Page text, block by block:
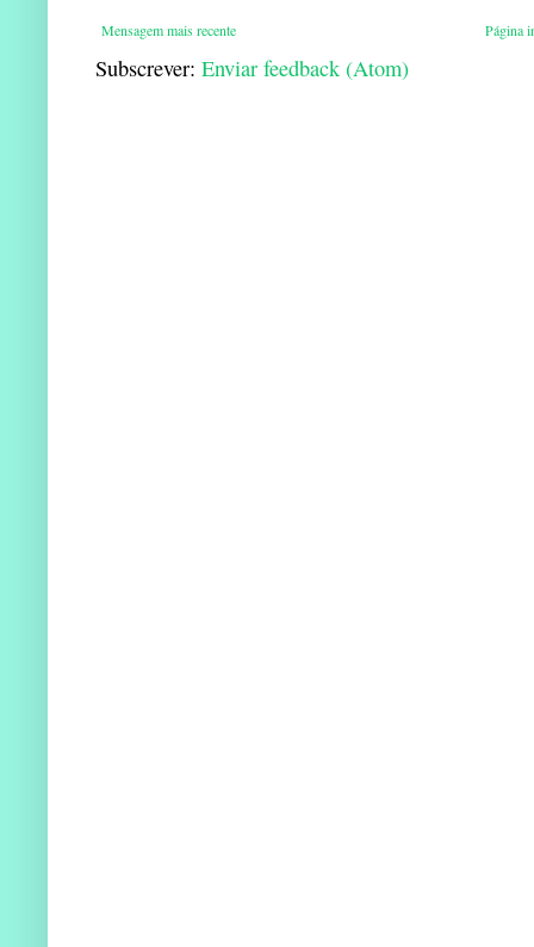
Mensagem mais recente Página
Subscrever: Enviar feedback (Atom)